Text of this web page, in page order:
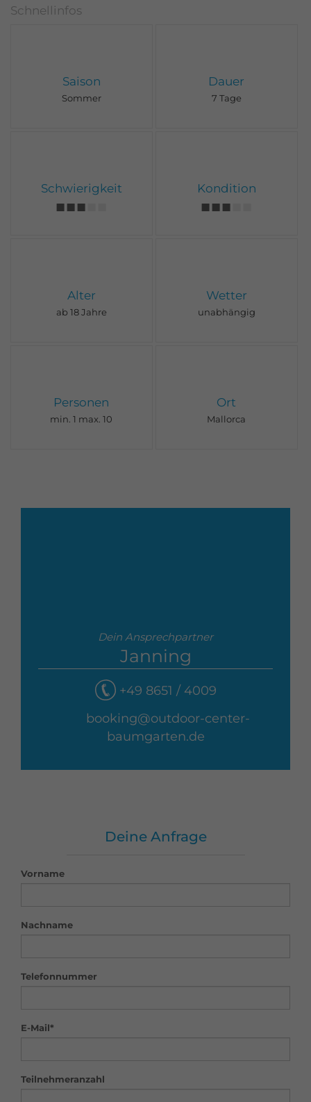
Saison
Sommer
Dauer
7 Tage
Schwierigkeit Kondition
Alter
ab 18 Jahre
Wetter
unabhängig
Personen
min. 1 max. 10
Ort
Mallorca
Dein Ansprechpartner
Janning
+49 8651 / 4009
booking@outdoor-center-
baumgarten.de
Deine Anfrage
Vorname
Nachname
Telefonnummer
E-Mail*
Teilnehmeranzahl